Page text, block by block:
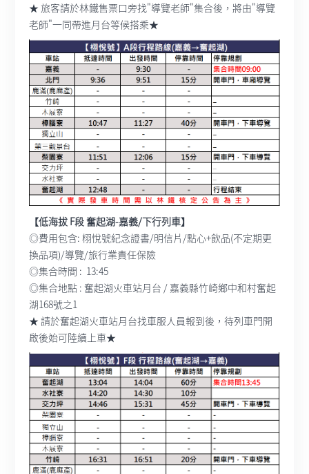
★ 旅客請於林鐵售票口旁找"導覽老師"集合後，將由"導覽
老師"一同帶進月台等候搭乘★
【低海拔 F段 奮起湖-嘉義/下行列車】
◎費用包含: 栩悅號紀念證書/明信片/點心+飲品(不定期更
換品項)/導覽/旅行業責任保險
◎集合時間 : 13:45
◎集合地點 : 奮起湖火車站月台 / 嘉義縣竹崎鄉中和村奮起
湖168號之1
★ 請於奮起湖火車站月台找車服人員報到後，待列車門開
啟後始可陸續上車★